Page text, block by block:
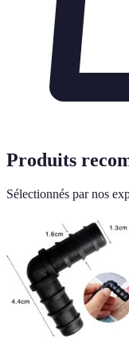
Produits
Sélectionnés par nos